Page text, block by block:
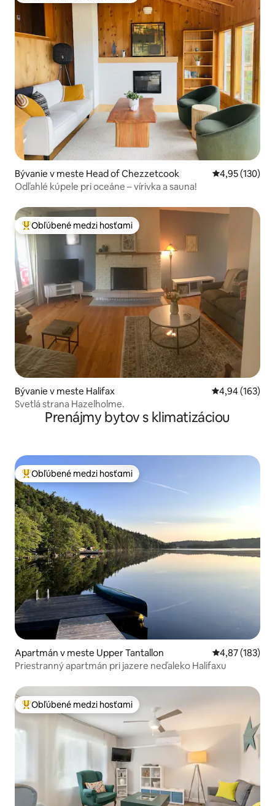
Bývanie v meste Head of Chezzetcook Priemerné
4,95 (130)
Odľahlé kúpele pri oceáne – vírivka a sauna!
Najobľúbenejšie medzi hosťami
Obľúbené medzi hosťami
Bývanie v meste Halifax Priemerné
4,94 (163)
Svetlá strana Hazelholme.
Prenájmy bytov s klimatizáciou
Najobľúbenejšie medzi hosťami
Obľúbené medzi hosťami
Apartmán v meste Upper Tantallon Priemerné
4,87 (183)
Priestranný apartmán pri jazere neďaleko Halifaxu
Najobľúbenejšie medzi hosťami
Obľúbené medzi hosťami